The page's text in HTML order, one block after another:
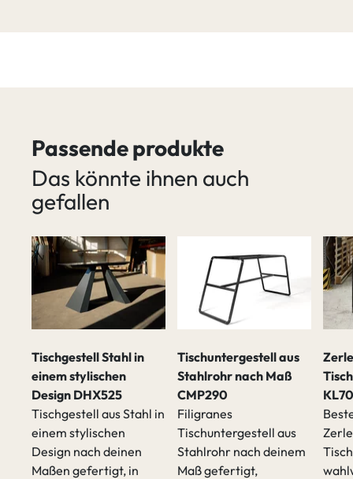
Passende produkte
Das könnte ihnen auch
gefallen
Tischgestell Stahl in
einem stylischen
Design DHX525
Tischgestell aus Stahl in
einem stylischen
Design nach deinen
Maßen gefertigt, in
Tischuntergestell aus
Stahlrohr nach Maß
CMP290
Filigranes
Tischuntergestell aus
Stahlrohr nach deinem
Maß gefertigt,